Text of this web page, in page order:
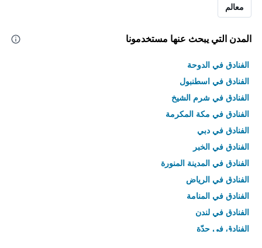
معالم
المدن التي يبحث عنها مستخدمونا
الفنادق في الدوحة
الفنادق في اسطنبول
الفنادق في شرم الشيخ
الفنادق في مكة المكرمة
الفنادق في دبي
الفنادق في الخبر
الفنادق في المدينة المنورة
الفنادق في الرياض
الفنادق في المنامة
الفنادق في لندن
الفنادق في جدّة